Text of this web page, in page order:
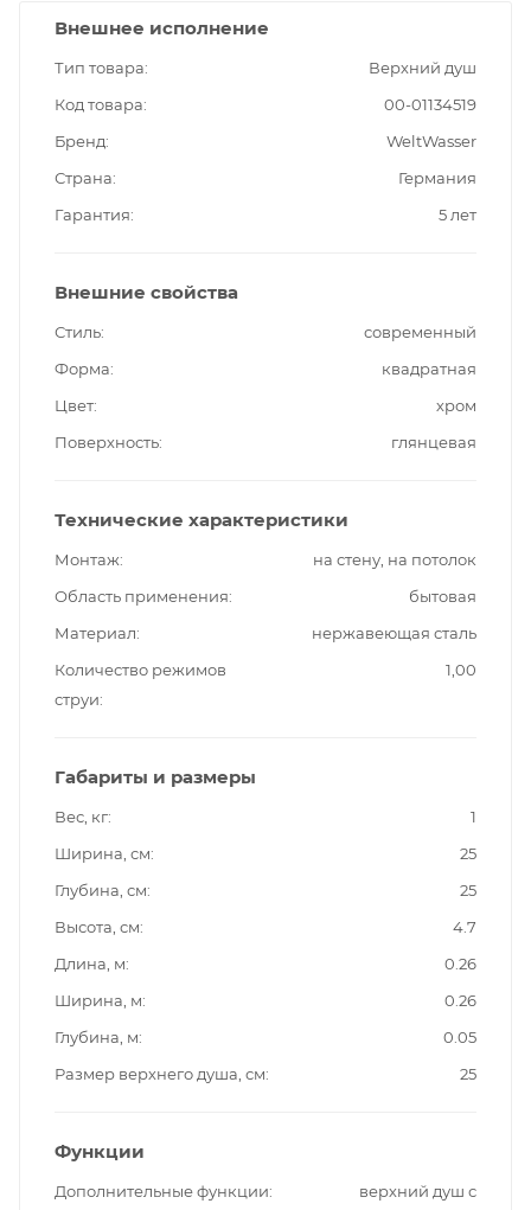
Внешнее исполнение
Тип товара
Верхний душ
Код товара
00-01134519
Бренд
WeltWasser
Страна
Германия
Гарантия
5 лет
Внешние свойства
Стиль
современный
Форма
квадратная
Цвет
хром
Поверхность
глянцевая
Технические характеристики
Монтаж
на стену, на потолок
Область применения
бытовая
Материал
нержавеющая сталь
Количество режимов
струи
1,00
Габариты и размеры
Вес, кг
1
Ширина, см
25
Глубина, см
25
Высота, см
4.7
Длина, м
0.26
Ширина, м
0.26
Глубина, м
0.05
Размер верхнего душа, см
25
Функции
Дополнительные функции
верхний душ с